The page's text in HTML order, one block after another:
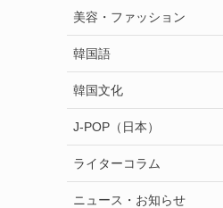
美容・ファッション
韓国語
韓国文化
J-POP（日本）
ライターコラム
ニュース・お知らせ